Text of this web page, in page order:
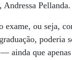
Pellanda.
exame, ou seja,
poderia
ainda que